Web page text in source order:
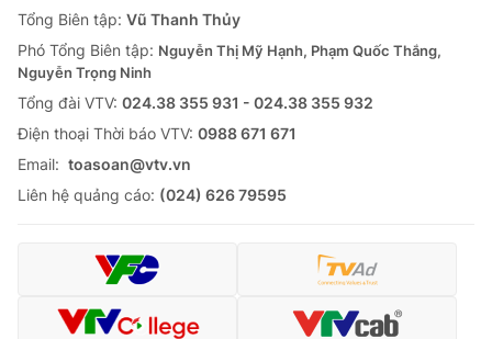
Tổng Biên tập: Vũ Thanh Thủy
Phó Tổng Biên tập: Nguyễn Thị Mỹ Hạnh, Phạm Quốc Thắng,
Nguyễn Trọng Ninh
Tổng đài VTV: 024.38 355 931 - 024.38 355 932
Ðiện thoại Thời báo VTV: 0988 671 671
Email: toasoan@vtv.vn
Liên hệ quảng cáo: (024) 626 79595